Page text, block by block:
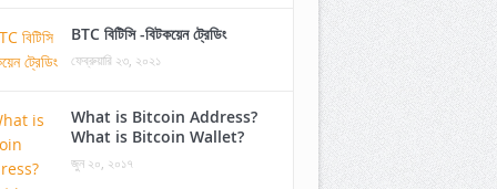
BTC বিটিসি -বিটকয়েন ট্রেডিং
ফেব্রুয়ারি ২৩, ২০২১
What is Bitcoin Address?
What is Bitcoin Wallet?
জুন ২০, ২০১৭